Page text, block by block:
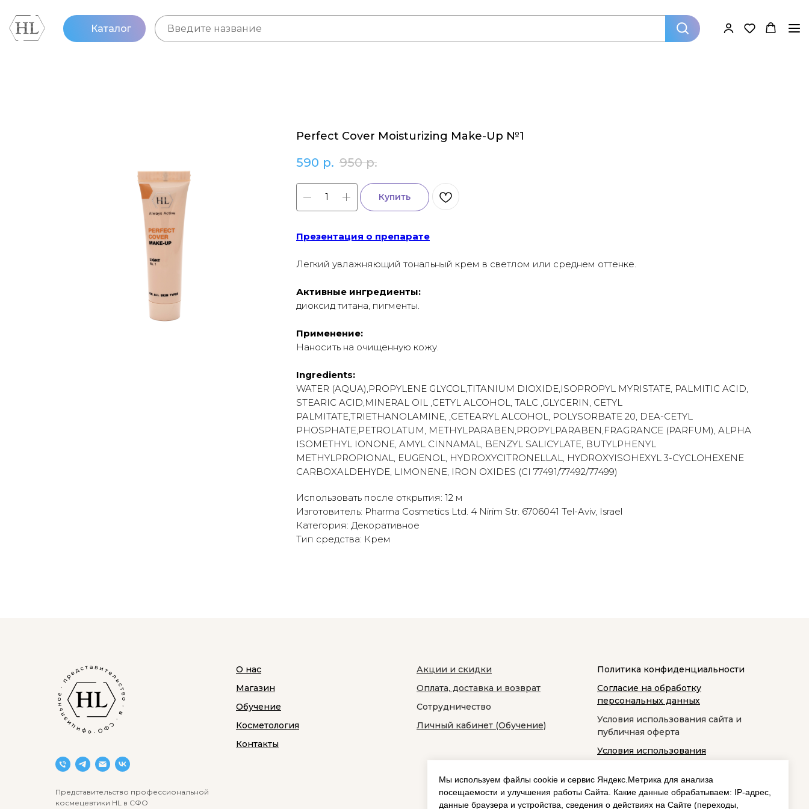
Мы используем файлы cookie и сервис Яндекс.Метрика для анализа
посещаемости и улучшения работы Сайта. Какие данные обрабатываем: IP‑адрес,
данные браузера и устройства, сведения о действиях на Сайте (переходы,
Каталог
Perfect Cover Moisturizing Make-Up №1
590 р. 950 р.
Купить
Презентация о препарате
Легкий увлажняющий тональный крем в светлом или среднем оттенке.
Активные ингредиенты:
диоксид титана, пигменты.
Применение:
Наносить на очищенную кожу.
Ingredients:
WATER (AQUA),PROPYLENE GLYCOL,TITANIUM DIOXIDE,ISOPROPYL MYRISTATE, PALMITIC ACID,
STEARIC ACID,MINERAL OIL ,CETYL ALCOHOL, TALC ,GLYCERIN, CETYL
PALMITATE,TRIETHANOLAMINE, ,CETEARYL ALCOHOL, POLYSORBATE 20, DEA-CETYL
PHOSPHATE,PETROLATUM, METHYLPARABEN,PROPYLPARABEN,FRAGRANCE (PARFUM), ALPHA
ISOMETHYL IONONE, AMYL CINNAMAL, BENZYL SALICYLATE, BUTYLPHENYL
METHYLPROPIONAL, EUGENOL, HYDROXYCITRONELLAL, HYDROXYISOHEXYL 3-CYCLOHEXENE
CARBOXALDEHYDE, LIMONENE, IRON OXIDES (CI 77491/77492/77499)
Использовать после открытия: 12 м
Изготовитель: Pharma Cosmetics Ltd. 4 Nirim Str. 6706041 Tel-Aviv, Israel
Категория: Декоративное
Тип средства: Крем
Представительство профессиональной
космецевтики HL в СФО
О нас
Магазин
Обучение
Косметология
Контакты
Акции и скидки
Оплата, доставка и возврат
Сотрудничество
Личный кабинет (Обучение)
Политика конфиденциальности
Согласие на обработку
персональных данных
Условия использования сайта и
публичная оферта
Условия использования
космецевтики